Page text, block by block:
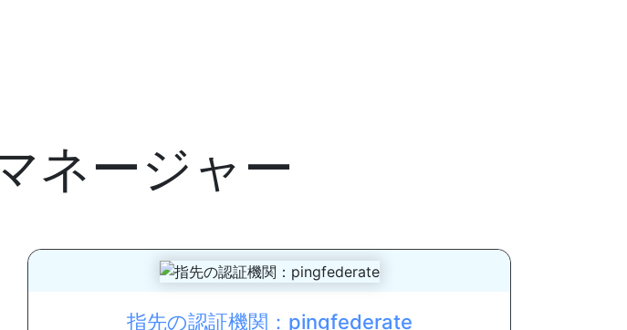
ネージャー
指先の認証機関：pingfederate